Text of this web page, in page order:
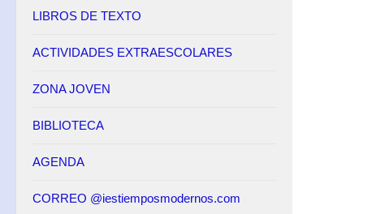
LIBROS DE TEXTO
ACTIVIDADES EXTRAESCOLARES
ZONA JOVEN
BIBLIOTECA
AGENDA
CORREO @iestiemposmodernos.com